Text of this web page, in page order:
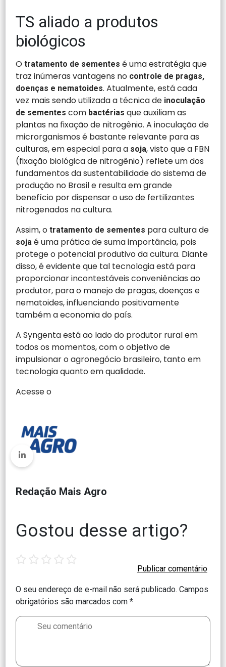
TS aliado a produtos
biológicos
Otratamento de sementes é uma estratégia que
traz inúmeras vantagens no controle de pragas,
doenças e nematoides. Atualmente, está cada
vez mais sendo utilizada a técnica de inoculação
de sementescom bactériasque auxiliam as
plantas na fixação de nitrogênio. A inoculação de
microrganismos é bastante relevante para as
culturas, em especial para a soja, visto que a FBN
(fixação biológica de nitrogênio) reflete um dos
fundamentos da sustentabilidade do sistema de
produção no Brasil e resulta em grande
benefício por dispensar o uso de fertilizantes
nitrogenados na cultura.
Assim, otratamento de sementes para cultura de
soja é uma prática de suma importância, pois
protege o potencial produtivo da cultura. Diante
disso, é evidente que tal tecnologia está para
proporcionar incontestáveis conveniências ao
produtor, para o manejo de pragas, doenças e
nematoides, influenciando positivamente
também a economia do país.
A Syngenta está ao lado do produtor rural em
todos os momentos, com o objetivo de
impulsionar o agronegócio brasileiro, tanto em
tecnologia quanto em qualidade.
Acesse o
Redação Mais Agro
Gostou desse artigo?
O seu endereço de e-mail não será publicado. Campos
obrigatórios são marcados com*
star stars stars stars stars